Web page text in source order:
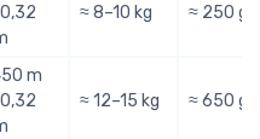
≈ 8–10 kg ≈ 250 g
m
≈ 12–15 kg ≈ 650 g